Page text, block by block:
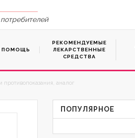
ПОМОЩЬ
РЕКОМЕНДУЕМЫЕ
ЛЕКАРСТВЕННЫЕ
СРЕДСТВА
аналог
ПОПУЛЯРНОЕ